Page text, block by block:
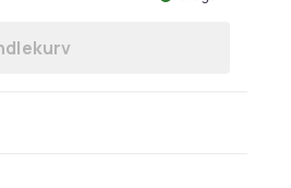
Samsung Galaxy S22 Ultra -